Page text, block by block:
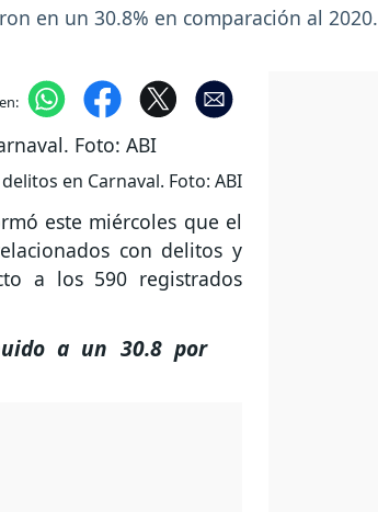
en un 30.8% en comparación al 2020.
en Carnaval. Foto: ABI
este miércoles que el
con delitos y
a los 590 registrados
a un 30.8 por